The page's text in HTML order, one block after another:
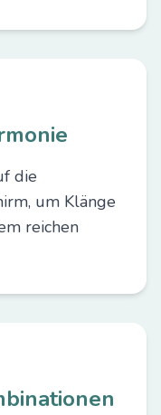
die
um Klänge
reichen